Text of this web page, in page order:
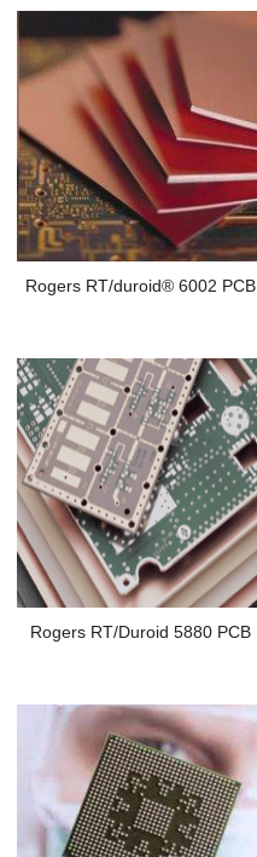
Rogers RT/duroid® 6002 PCB
Rogers RT/Duroid 5880 PCB